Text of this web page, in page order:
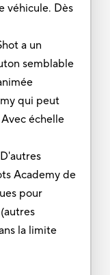
véhicule. Dès
a un
semblable
qui peut
échelle
Academy de
pour
la limite